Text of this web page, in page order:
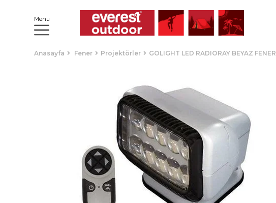
Menu
Anasayfa Fener Projektörler GOLIGHT LED RADIORAY BEYAZ FENER